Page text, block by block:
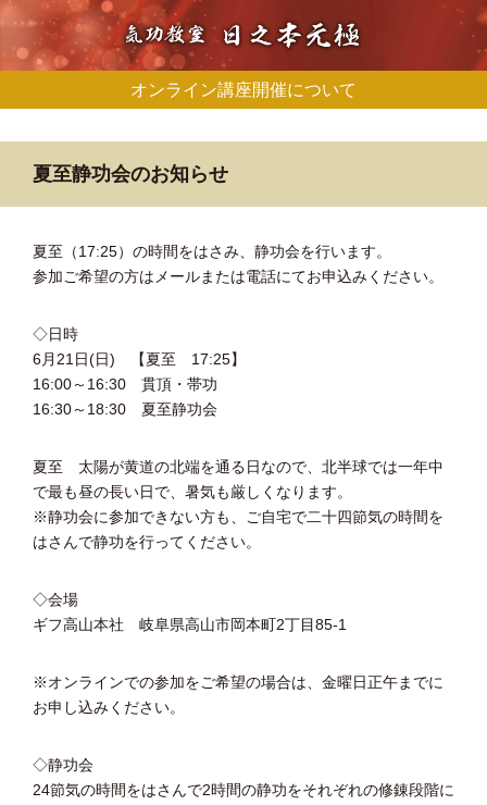
オンライン講座開催について
夏至静功会のお知らせ
夏至（17:25）の時間をはさみ、静功会を行います。
参加ご希望の方はメールまたは電話にてお申込みください。
◇日時
6月21日(日) 【夏至 17:25】
16:00～16:30 貫頂・帯功
16:30～18:30 夏至静功会
夏至 太陽が黄道の北端を通る日なので、北半球では一年中
で最も昼の長い日で、暑気も厳しくなります。
※静功会に参加できない方も、ご自宅で二十四節気の時間を
はさんで静功を行ってください。
◇会場
ギフ高山本社 岐阜県高山市岡本町2丁目85-1
※オンラインでの参加をご希望の場合は、金曜日正午までに
お申し込みください。
◇静功会
24節気の時間をはさんで2時間の静功をそれぞれの修錬段階に